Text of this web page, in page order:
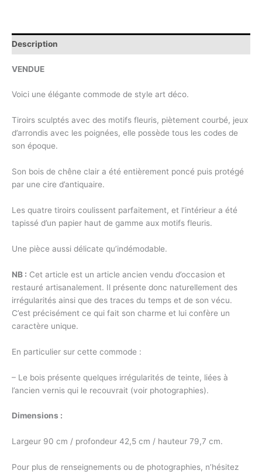
Description
VENDUE
Voici une élégante commode de style art déco.
Tiroirs sculptés avec des motifs fleuris, piètement courbé, jeux
d’arrondis avec les poignées, elle possède tous les codes de
son époque.
Son bois de chêne clair a été entièrement poncé puis protégé
par une cire d’antiquaire.
Les quatre tiroirs coulissent parfaitement, et l’intérieur a été
tapissé d’un papier haut de gamme aux motifs fleuris.
Une pièce aussi délicate qu’indémodable.
NB : Cet article est un article ancien vendu d’occasion et
restauré artisanalement. Il présente donc naturellement des
irrégularités ainsi que des traces du temps et de son vécu.
C’est précisément ce qui fait son charme et lui confère un
caractère unique.
En particulier sur cette commode :
– Le bois présente quelques irrégularités de teinte, liées à
l’ancien vernis qui le recouvrait (voir photographies).
Dimensions :
Largeur 90 cm / profondeur 42,5 cm / hauteur 79,7 cm.
Pour plus de renseignements ou de photographies, n’hésitez